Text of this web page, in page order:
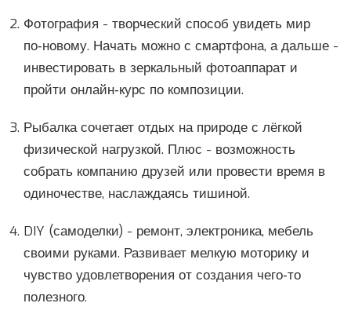
Фотография - творческий способ увидеть мир
по‑новому. Начать можно с смартфона, а дальше -
инвестировать в зеркальный фотоаппарат и
пройти онлайн‑курс по композиции.
Рыбалкасочетает отдых на природе с лёгкой
физической нагрузкой. Плюс - возможность
собрать компанию друзей или провести время в
одиночестве, наслаждаясь тишиной.
DIY (самоделки) - ремонт, электроника, мебель
своими руками. Развивает мелкую моторику и
чувство удовлетворения от создания чего‑то
полезного.